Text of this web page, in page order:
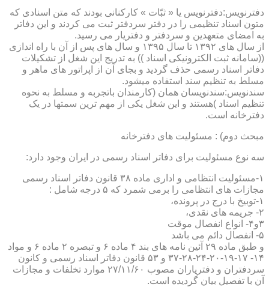
دفترنویس:دفترنویس یا « ثبّات » کارکنانی بودند که متن اسنادی که
متون اسناد تنظیمی را در دفتر سردفتر ثبت می کردند و این دفاتر
به امضای متعهدین و سردفتر و دفتریار می رسید.
از سال های ۱۳۹۲ تا سال ۱۳۹۵ و سال های پس از آن با راه اندازی
((سامانه ثبت الکترونیکی اسناد )) به تدریج این شغل از تشکیلات
دفاتر اسناد رسمی حذف گردید و بجای آن از اپراتور های ماهر و
مسلط به تنظیم سند استفاده میشود.
سندنویس:سندنویسان همان (کارمندان باتجربه و مسلط به نحوه
تنظیم اسناد )هستند و این شغل یکی از مهم ترین سمتها در یک
دفترخانه است.
مبحث دوم) : مسئولیت های دفترخانه
سه نوع مسئولیت برای دفاتر اسناد رسمی در ایران وجود دارد:
۱-مسئولیت انتظامی و اداری ماده ۳۸ قانون دفاتر اسناد رسمی
مجازات های انتظامی را برمی شمرد که ۵ درجه شامل :
۱-توبیخ با درج در پرونده،
۲- جریمه های نقدی،
۳و۴- انواع انفصال موقت
۵- انفصال دائم می باشد
و طبق ماده ۲۹ آئین نامه های بند ۴ ماده ۶ و تبصره ۲ ماده ۶ و مواد
۱۴- ۱۷-۱۹-۲۰-۲۴-۲۸-۳۷ و ۵۳ قانون دفاتر اسناد رسمی و کانون
سردفتران و دفتریاران مصوب ۲۷/۱۱/۶۰ موارد تخلفات و مجازات
آن با تفصیل بیان گردیده است.